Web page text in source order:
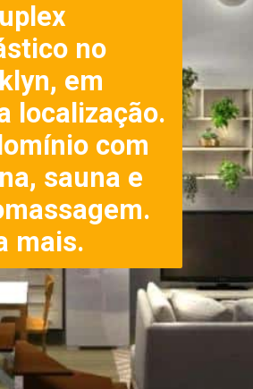
no
em
localização.
com
sauna e
mais.